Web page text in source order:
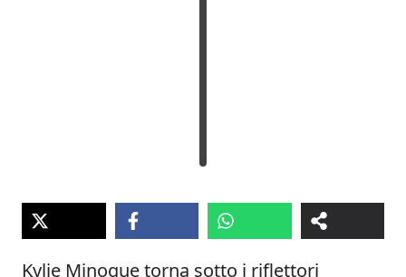
Kylie Minogue torna sotto i riflettori